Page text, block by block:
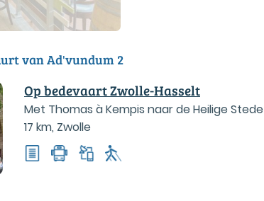
van Ad'vundum 2
Op bedevaart Zwolle-Hasselt
Met Thomas à Kempis naar de Heilige Stede
17 km, Zwolle